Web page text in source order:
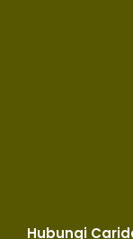
Hubungi